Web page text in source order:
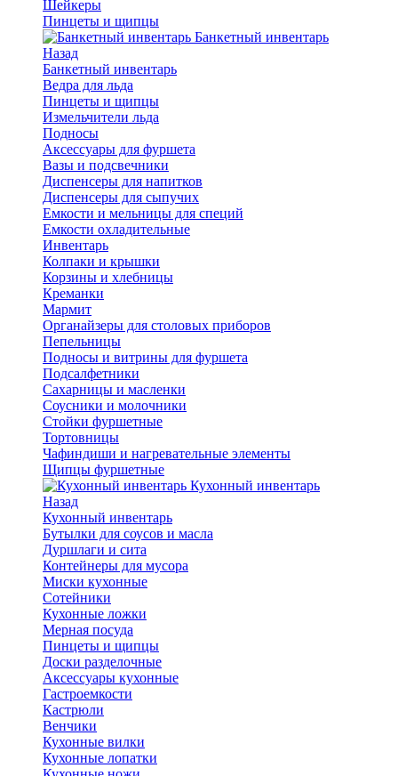
Шейкеры
Пинцеты и щипцы
Банкетный инвентарь
Назад
Банкетный инвентарь
Ведра для льда
Пинцеты и щипцы
Измельчители льда
Подносы
Аксессуары для фуршета
Вазы и подсвечники
Диспенсеры для напитков
Диспенсеры для сыпучих
Емкости и мельницы для специй
Емкости охладительные
Инвентарь
Колпаки и крышки
Корзины и хлебницы
Креманки
Мармит
Органайзеры для столовых приборов
Пепельницы
Подносы и витрины для фуршета
Подсалфетники
Сахарницы и масленки
Соусники и молочники
Стойки фуршетные
Тортовницы
Чафиндиши и нагревательные элементы
Щипцы фуршетные
Кухонный инвентарь
Назад
Кухонный инвентарь
Бутылки для соусов и масла
Дуршлаги и сита
Контейнеры для мусора
Миски кухонные
Сотейники
Кухонные ложки
Мерная посуда
Пинцеты и щипцы
Доски разделочные
Аксессуары кухонные
Гастроемкости
Кастрюли
Венчики
Кухонные вилки
Кухонные лопатки